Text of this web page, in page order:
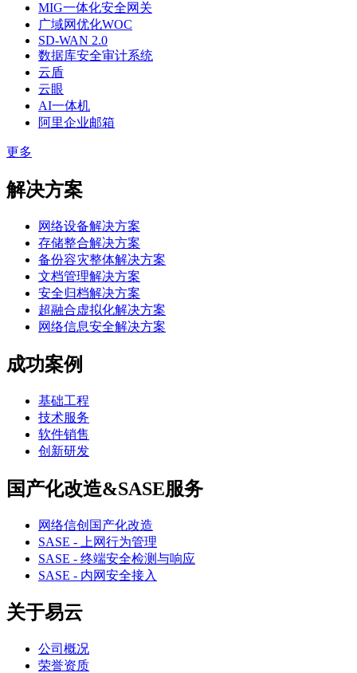
MIG一体化安全网关
广域网优化WOC
SD-WAN 2.0
数据库安全审计系统
云盾
云眼
AI一体机
阿里企业邮箱
更多
解决方案
网络设备解决方案
存储整合解决方案
备份容灾整体解决方案
文档管理解决方案
安全归档解决方案
超融合虚拟化解决方案
网络信息安全解决方案
成功案例
基础工程
技术服务
软件销售
创新研发
国产化改造&SASE服务
网络信创国产化改造
SASE - 上网行为管理
SASE - 终端安全检测与响应
SASE - 内网安全接入
关于易云
公司概况
荣誉资质